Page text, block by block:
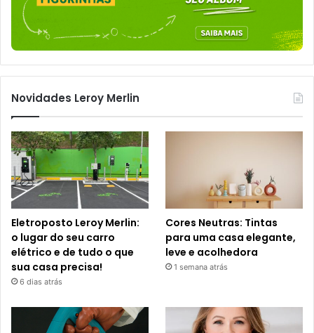
Novidades Leroy Merlin
Eletroposto Leroy Merlin:
o lugar do seu carro
elétrico e de tudo o que
sua casa precisa!
6 dias atrás
Cores Neutras: Tintas
para uma casa elegante,
leve e acolhedora
1 semana atrás